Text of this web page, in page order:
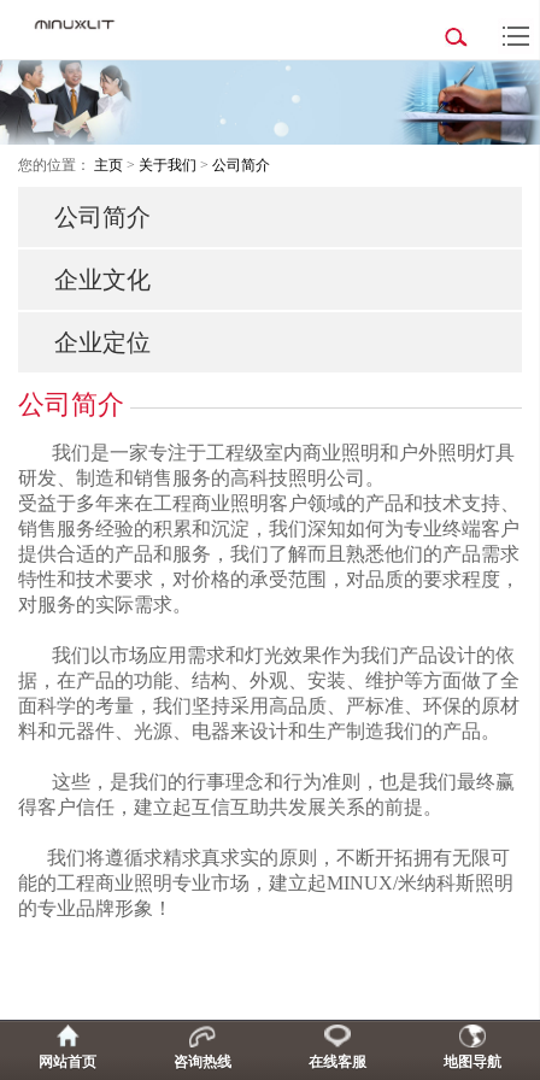
您的位置： 主页 > 关于我们 > 公司简介
公司简介
企业文化
企业定位
公司简介
我们是一家专注于工程级室内商业照明和户外照明灯具
研发、制造和销售服务的高科技照明公司。
受益于多年来在工程商业照明客户领域的产品和技术支持、
销售服务经验的积累和沉淀，我们深知如何为专业终端客户
提供合适的产品和服务，我们了解而且熟悉他们的产品需求
特性和技术要求，对价格的承受范围，对品质的要求程度，
对服务的实际需求。
我们以市场应用需求和灯光效果作为我们产品设计的依
据，在产品的功能、结构、外观、安装、维护等方面做了全
面科学的考量，我们坚持采用高品质、严标准、环保的原材
料和元器件、光源、电器来设计和生产制造我们的产品。
这些，是我们的行事理念和行为准则，也是我们最终赢
得客户信任，建立起互信互助共发展关系的前提。
我们将遵循求精求真求实的原则，不断开拓拥有无限可
能的工程商业照明专业市场，建立起MINUX/米纳科斯照明
的专业品牌形象！
网站首页 咨询热线 在线客服 地图导航